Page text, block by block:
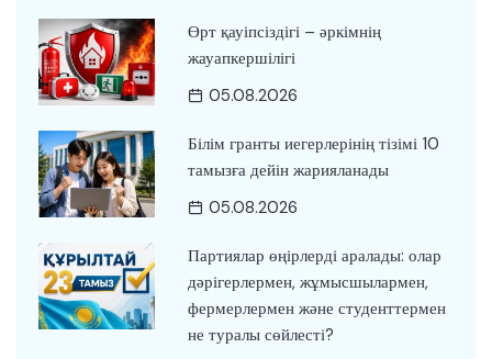
Өрт қауіпсіздігі – әркімнің
жауапкершілігі
05.08.2026
Білім гранты иегерлерінің тізімі 10
тамызға дейін жарияланады
05.08.2026
Партиялар өңірлерді аралады: олар
дәрігерлермен, жұмысшылармен,
фермерлермен және студенттермен
не туралы сөйлесті?